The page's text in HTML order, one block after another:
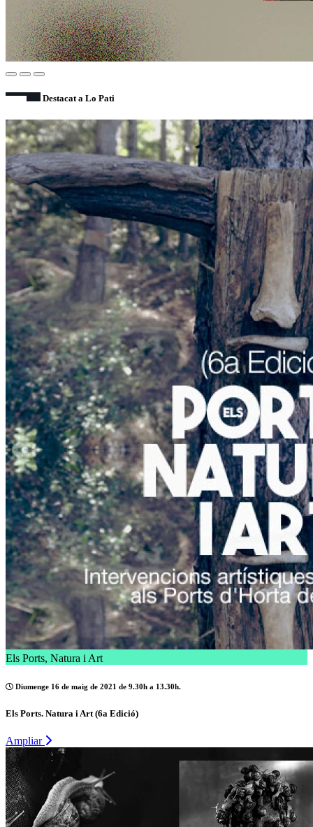
Destacat a Lo Pati
Els Ports, Natura i Art
Diumenge 16 de maig de 2021 de 9.30h a 13.30h.
Els Ports. Natura i Art (6a Edició)
Ampliar